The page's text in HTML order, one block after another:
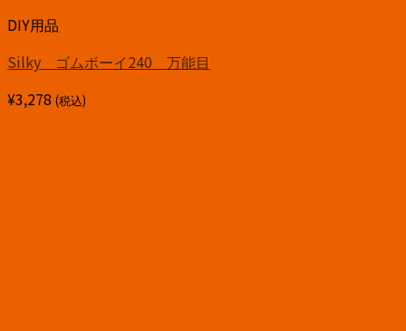
DIY用品
Silky ゴムボーイ240 万能目
¥3,278 (税込)